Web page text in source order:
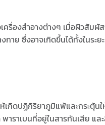
ครื่องสำอางต่างๆ เมื่อผิวสัมผั
าย ซึ่งอาจเกิดขึ้นได้ทั้งในระย
กิดปฏิกิริยาภูมิแพ้และกระตุ้นใ
ราเบนที่อยู่ในสารกันเสีย และ